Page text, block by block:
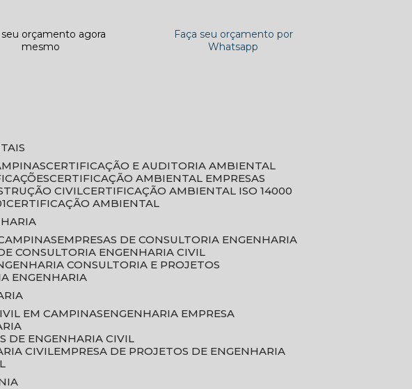
seu orçamento agora
mesmo
Faça seu orçamento por
Whatsapp
CERTIFICAÇÃO E AUDITORIA AMBIENTAL
CERTIFICAÇÃO AMBIENTAL EMPRESAS
CIVIL
CERTIFICAÇÃO AMBIENTAL ISO 14000
CERTIFICAÇÃO AMBIENTAL
EMPRESAS DE CONSULTORIA ENGENHARIA
DE CONSULTORIA ENGENHARIA CIVIL
CONSULTORIA E PROJETOS
ENGENHARIA
EM CAMPINAS
ENGENHARIA EMPRESA
DE ENGENHARIA CIVIL
CIVIL EMPRESA DE PROJETOS DE ENGENHARIA